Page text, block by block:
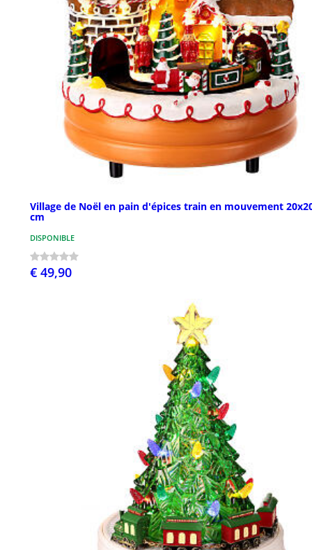
Village de Noël en pain d'épices train en mouvement
cm
DISPONIBLE
€ 49,90